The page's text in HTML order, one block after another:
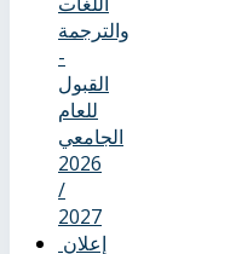
والترجمة
-
القبول
للعام
الجامعي
2026
/
2027